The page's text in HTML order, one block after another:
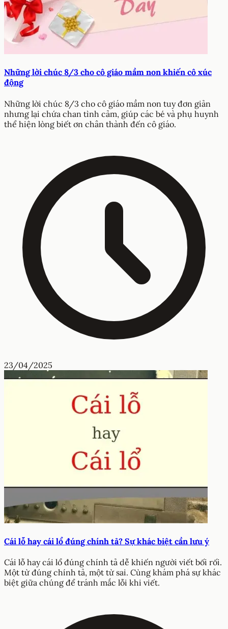
Những lời chúc 8/3 cho cô giáo mầm non khiến cô xúc
động
Những lời chúc 8/3 cho cô giáo mầm non tuy đơn giản
nhưng lại chứa chan tình cảm, giúp các bé và phụ huynh
thể hiện lòng biết ơn chân thành đến cô giáo.
23/04/2025
Cái lỗ hay cái lổ đúng chính tả? Sự khác biệt cần lưu ý
Cái lỗ hay cái lổ đúng chính tả dễ khiến người viết bối rối.
Một từ đúng chính tả, một từ sai. Cùng khám phá sự khác
biệt giữa chúng để tránh mắc lỗi khi viết.